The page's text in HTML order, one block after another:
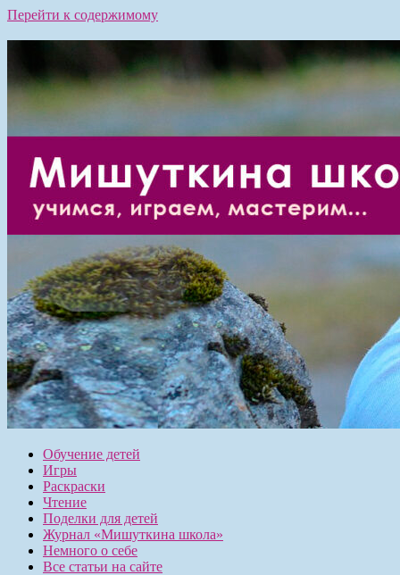
Перейти к содержимому
Обучение детей
Игры
Раскраски
Чтение
Поделки для детей
Журнал «Мишуткина школа»
Немного о себе
Все статьи на сайте